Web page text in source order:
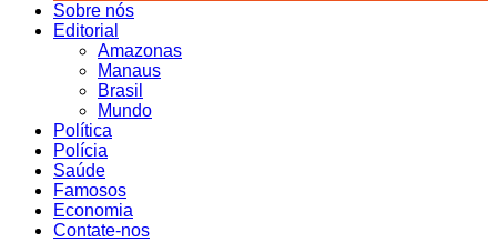
Sobre nós
Editorial
Amazonas
Manaus
Brasil
Mundo
Política
Polícia
Saúde
Famosos
Economia
Contate-nos